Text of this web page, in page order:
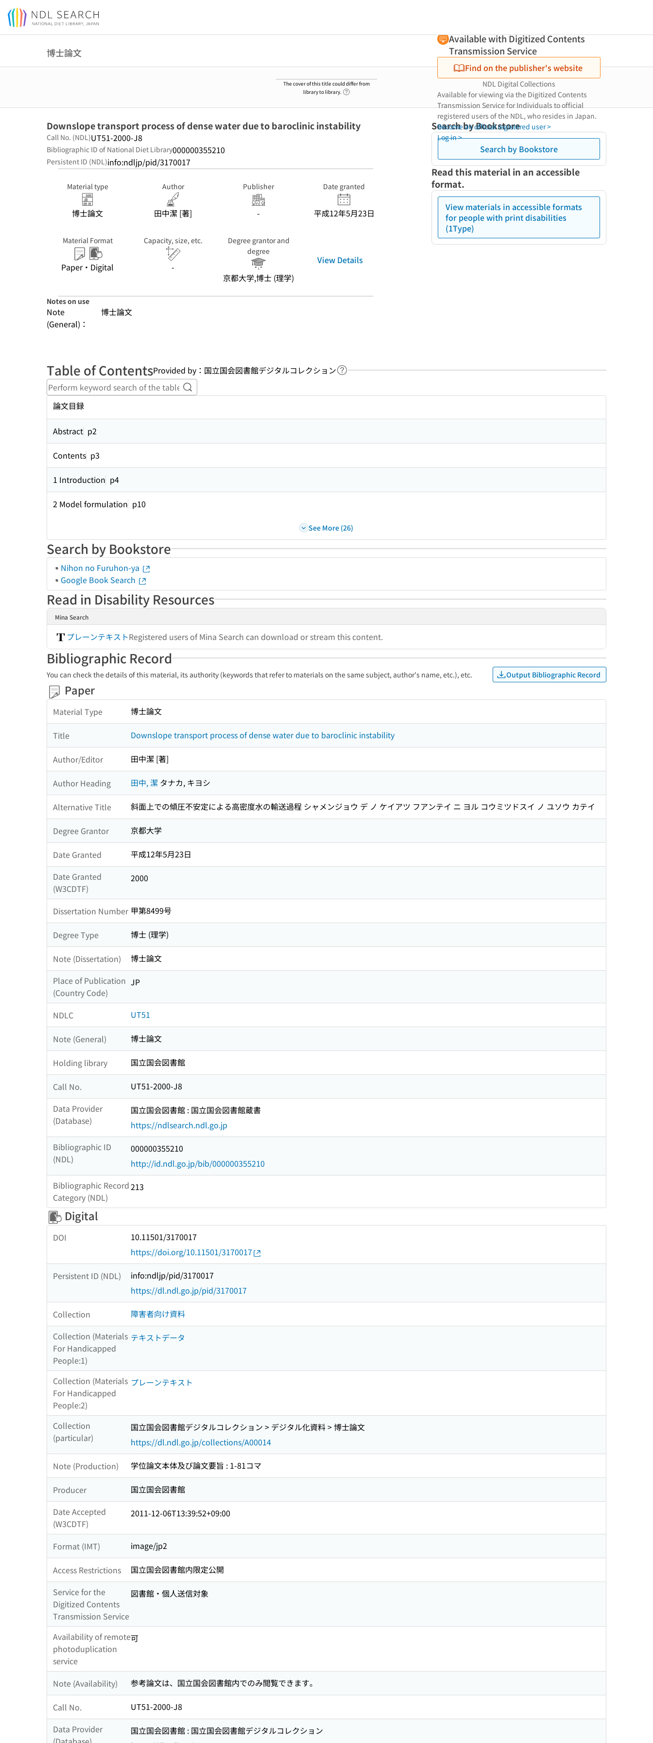
Jump to main content
博士論文
The cover of this title could differ from
library to library.
Available with Digitized Contents
Transmission Service
Find on the publisher's website
NDL Digital Collections
Available for viewing via the Digitized Contents
Transmission Service for Individuals to official
registered users of the NDL, who resides in Japan.
Become an official registered user >
Log in >
Downslope transport process of dense water due to baroclinic instability
Call No. (NDL)UT51-2000-J8
Bibliographic ID of National Diet Library000000355210
Persistent ID (NDL)info:ndljp/pid/3170017
Material type
博士論文
Author
田中潔 [著]
Publisher
-
Date granted
平成12年5月23日
Material Format
Paper・Digital
Capacity, size, etc.
-
Degree grantor and
degree
京都大学,博士 (理学)
View Details
Notes on use
Note
(General)：
博士論文
Search by Bookstore
Search by Bookstore
Read this material in an accessible
format.
View materials in accessible formats
for people with print disabilities
(1Type)
Table of ContentsProvided by：国立国会図書館デジタルコレクション Link to Help Page
Perform keyword search of the table of contents
論文目録
Abstract p2
Contents p3
1 Introduction p4
2 Model formulation p10
See More (26)
Search by Bookstore
Nihon no Furuhon-ya
Google Book Search
Read in Disability Resources
Mina Search
プレーンテキストRegistered users of Mina Search can download or stream this content.
Bibliographic Record
You can check the details of this material, its authority (keywords that refer to materials on the same subject, author's name, etc.), etc. Output Bibliographic Record
Paper
Material Type 博士論文
Title Downslope transport process of dense water due to baroclinic instability
Author/Editor 田中潔 [著]
Author Heading 田中, 潔 タナカ, キヨシ
Alternative Title 斜面上での傾圧不安定による高密度水の輸送過程 シャメンジョウ デ ノ ケイアツ フアンテイ ニ ヨル コウミツドスイ ノ ユソウ カテイ
Degree Grantor 京都大学
Date Granted
平成12年5月23日
Date Granted
(W3CDTF)
2000
Dissertation Number 甲第8499号
Degree Type 博士 (理学)
Note (Dissertation)
博士論文
Place of Publication
(Country Code)
JP
NDLC UT51
Note (General) 博士論文
Holding library 国立国会図書館
Call No.
UT51-2000-J8
Data Provider
(Database)
国立国会図書館 : 国立国会図書館蔵書
https://ndlsearch.ndl.go.jp
Bibliographic ID
(NDL)
000000355210
http://id.ndl.go.jp/bib/000000355210
Bibliographic Record
Category (NDL)
213
Digital
DOI
10.11501/3170017
https://doi.org/10.11501/3170017
Persistent ID (NDL)
info:ndljp/pid/3170017
https://dl.ndl.go.jp/pid/3170017
Collection
障害者向け資料
Collection (Materials
For Handicapped
People:1)
テキストデータ
Collection (Materials
For Handicapped
People:2)
プレーンテキスト
Collection
(particular)
国立国会図書館デジタルコレクション > デジタル化資料 > 博士論文
https://dl.ndl.go.jp/collections/A00014
Note (Production) 学位論文本体及び論文要旨 : 1-81コマ
Producer
国立国会図書館
Date Accepted
(W3CDTF)
2011-12-06T13:39:52+09:00
Format (IMT) image/jp2
Access Restrictions
国立国会図書館内限定公開
Service for the
Digitized Contents
Transmission Service
図書館・個人送信対象
Availability of remote
photoduplication
service
可
Note (Availability) 参考論文は、国立国会図書館内でのみ閲覧できます。
Call No.
UT51-2000-J8
Data Provider
国立国会図書館 : 国立国会図書館デジタルコレクション